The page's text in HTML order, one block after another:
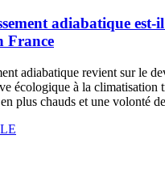
adiabatique est-
France
adiabatique revient sur le
écologique à la climatisation
plus chauds et une volonté